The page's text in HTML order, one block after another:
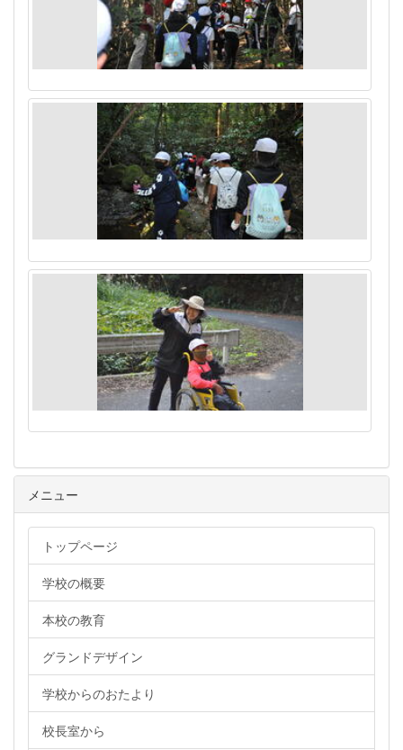
メニュー
トップページ
学校の概要
本校の教育
グランドデザイン
学校からのおたより
校長室から